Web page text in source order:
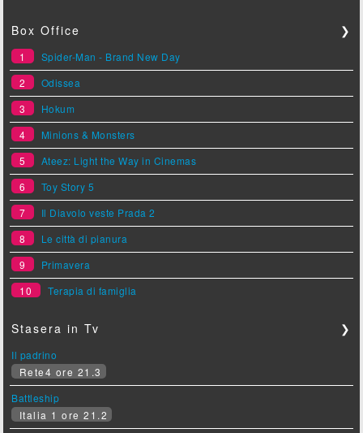
Box Office ❯
1
Spider-Man - Brand New Day
2
Odissea
3
Hokum
4
Minions & Monsters
5
Ateez: Light the Way in Cinemas
6
Toy Story 5
7
Il Diavolo veste Prada 2
8
Le città di pianura
9
Primavera
10
Terapia di famiglia
Stasera in Tv ❯
Il padrino
Rete4 ore 21.3
Battleship
Italia 1 ore 21.2